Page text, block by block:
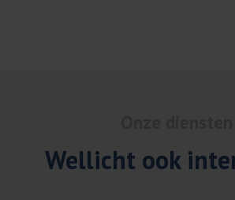
Wellicht ook